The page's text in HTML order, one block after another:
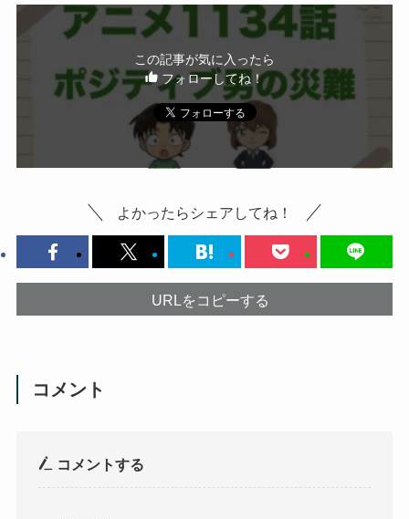
この記事が気に入ったら
フォローしてね！
よかったらシェアしてね！
URLをコピーする
コメント
コメントする